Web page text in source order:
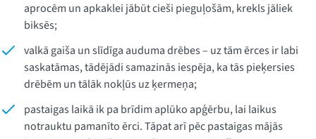
aprocēm un apkaklei jābūt cieši pieguļošām, krekls jāliek
biksēs;
valkā gaiša un slīdīga auduma drēbes – uz tām ērces ir labi
saskatāmas, tādējādi samazinās iespēja, ka tās pieķersies
drēbēm un tālāk nokļūs uz ķermeņa;
pastaigas laikā ik pa brīdim aplūko apģērbu, lai laikus
notrauktu pamanīto ērci. Tāpat arī pēc pastaigas mājās